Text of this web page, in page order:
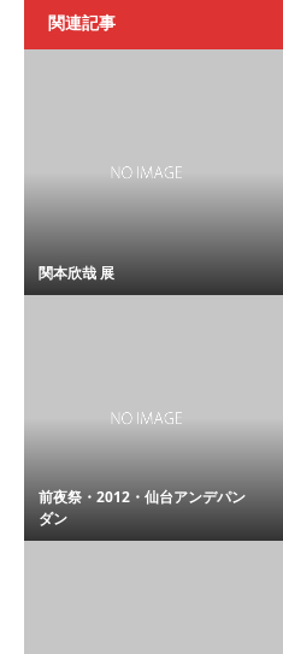
関連記事
関本欣哉 展
前夜祭・2012・仙台アンデパン
ダン